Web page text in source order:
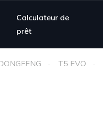
Calculateur de
prêt
T5 EVO